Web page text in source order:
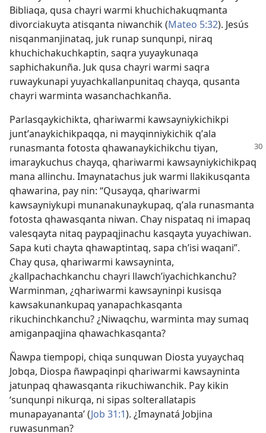
Bibliaqa, qusa chayri warmi khuchichakuqmanta
divorciakuyta atisqanta niwanchik (Mateo 5:32). Jesús
nisqanmanjinataq, juk runap sunqunpi, niraq
khuchichakuchkaptin, saqra yuyaykunaqa
saphichakunña. Juk qusa chayri warmi saqra
ruwaykunapi yuyachkallanpunitaq chayqa, qusanta
chayri warminta wasanchachkanña.
Parlasqaykichikta, qhariwarmi kawsayniykichikpi
juntʼanaykichikpaqqa, ni mayqinniykichik qʼala
runasmanta fotosta qhawanaykichikchu tiyan,
imaraykuchus chayqa, qhariwarmi kawsayniykichikpaq
mana allinchu. Imaynatachus juk warmi llakikusqanta
qhawarina, pay nin: “Qusayqa, qhariwarmi
kawsayniykupi munanakunaykupaq, qʼala runasmanta
fotosta qhawasqanta niwan. Chay nispataq ni imapaq
valesqayta nitaq paypaqjinachu kasqayta yuyachiwan.
Sapa kuti chayta qhawaptintaq, sapa chʼisi waqani”.
Chay qusa, qhariwarmi kawsayninta,
¿kallpachachkanchu chayri llawchʼiyachichkanchu?
Warminman, ¿qhariwarmi kawsayninpi kusisqa
kawsakunankupaq yanapachkasqanta
rikuchinchkanchu? ¿Niwaqchu, warminta may sumaq
amiganpaqjina qhawachkasqanta?
Ñawpa tiempopi, chiqa sunquwan Diosta yuyaychaq
Jobqa, Diospa ñawpaqinpi qhariwarmi kawsayninta
jatunpaq qhawasqanta rikuchiwanchik. Pay kikin
‘sunqunpi nikurqa, ni sipas solterallatapis
munapayananta’ (Job 31:1). ¿Imaynatá Jobjina
ruwasunman?